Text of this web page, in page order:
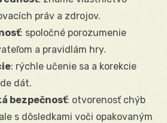
práv a zdrojov.
: spoločné porozumenie
a pravidlám hry.
: rýchle učenie sa a korekcie
dát.
bezpečnosť: otvorenosť chýb
s dôsledkami voči opakovaným